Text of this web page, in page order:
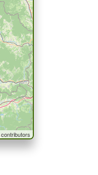
contributors